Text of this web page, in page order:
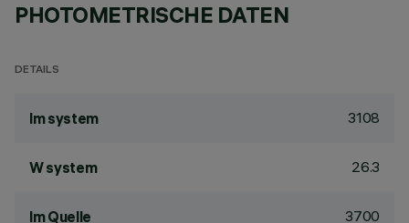
PHOTOMETRISCHE DATEN
DETAILS
lm system 3108
W system 26.3
lm Quelle 3700